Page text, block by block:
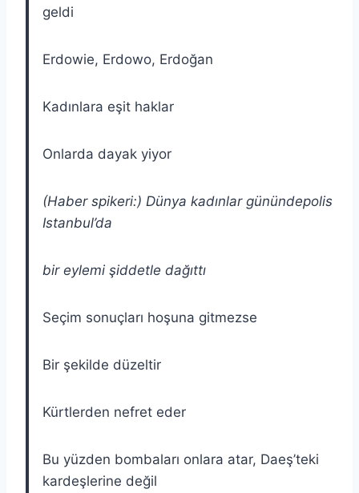
geldi
Erdowie, Erdowo, Erdoğan
Kadınlara eşit haklar
Onlarda dayak yiyor
(Haber spikeri:) Dünya kadınlar günündepolis
Istanbul’da
bir eylemi şiddetle dağıttı
Seçim sonuçları hoşuna gitmezse
Bir şekilde düzeltir
Kürtlerden nefret eder
Bu yüzden bombaları onlara atar, Daeş’teki
kardeşlerine değil